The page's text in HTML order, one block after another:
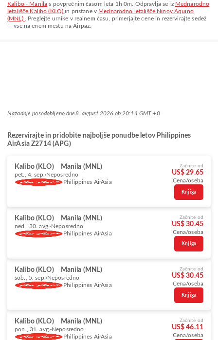
Kalibo - Manila s povprečnim časom leta 1h 0m . Odpravlja se iz Mednarodno
letališče Kalibo (KLO)in pristane v Mednarodno letališče Ninoy Aquino
(MNL)
. Preglejte urnike v realnem času, primerjajte cene in rezervirajte sedež
— vse na enem mestu na Airpaz.
Nazadnje posodobljeno dne8. avgust 2026 ob 20:14 GMT +0
Rezervirajte in pridobite najboljše ponudbe letov Philippines
AirAsia Z2714 (APG)
Kalibo (KLO) Manila (MNL)
pet., 4. sep. Neposredno
Philippines AirAsia
Začnite od
US$ 29.65
Cena/oseba
Knjiga
Kalibo (KLO) Manila (MNL)
ned., 30. avg. Neposredno
Philippines AirAsia
Začnite od
US$ 30.45
Cena/oseba
Knjiga
Kalibo (KLO) Manila (MNL)
sob., 5. sep. Neposredno
Philippines AirAsia
Začnite od
US$ 30.45
Cena/oseba
Knjiga
Kalibo (KLO) Manila (MNL)
pon., 31. avg. Neposredno
Philippines AirAsia
Začnite od
US$ 46.11
Cena/oseba